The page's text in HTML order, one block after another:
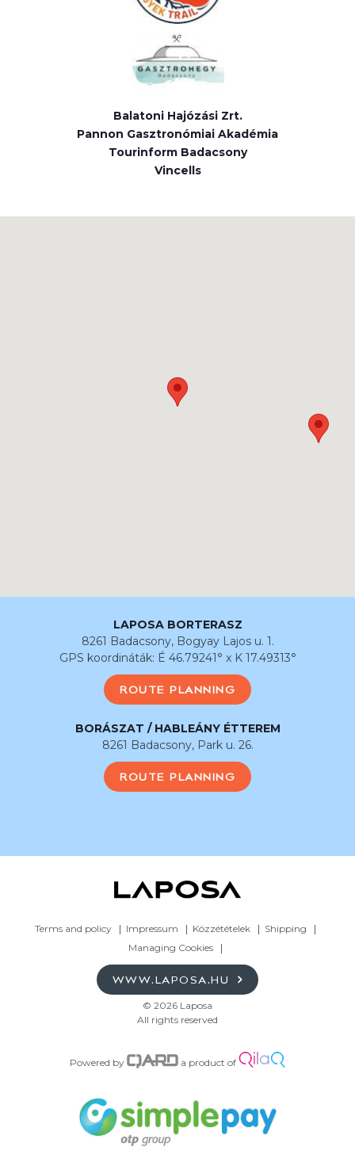
Balatoni Hajózási Zrt.
Pannon Gasztronómiai Akadémia
Tourinform Badacsony
Vincells
LAPOSA BORTERASZ
8261 Badacsony, Bogyay Lajos u. 1.
GPS koordináták: É 46.79241° x K 17.49313°
ROUTE PLANNING
BORÁSZAT / HABLEÁNY ÉTTEREM
8261 Badacsony, Park u. 26.
ROUTE PLANNING
Terms and policy Impressum Közzétételek
Shipping
Managing Cookies
WWW.LAPOSA.HU
© 2026 Laposa
All rights reserved
Powered by a product of